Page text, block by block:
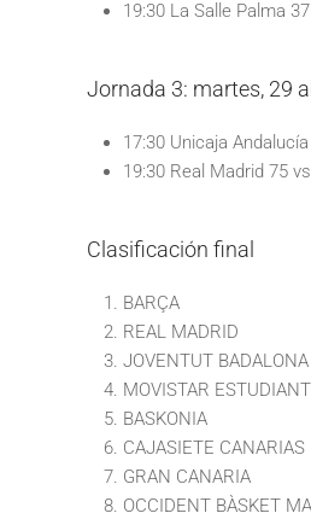
19:30 La Salle Palma
Jornada 3: martes, 29
17:30 Unicaja
19:30 Real Madrid 75
Clasificación final
BARÇA
REAL MADRID
JOVENTUT BADALONA
MOVISTAR
BASKONIA
CAJASIETE CANARIAS
GRAN CANARIA
OCCIDENT BÀSKET